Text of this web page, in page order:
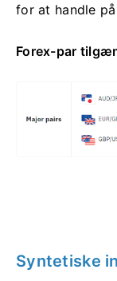
for at handle
Forex-par
Syntetiske